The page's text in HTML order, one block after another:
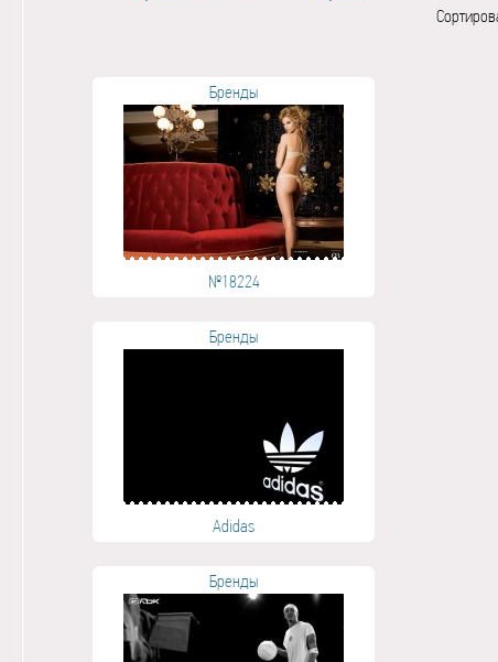
Бренды
№18224
Бренды
Adidas
Бренды